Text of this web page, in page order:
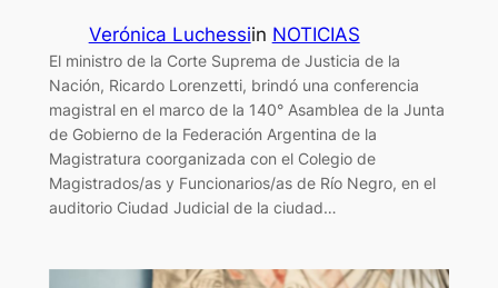
Verónica Luchessiin NOTICIAS
El ministro de la Corte Suprema de Justicia de la
Nación, Ricardo Lorenzetti, brindó una conferencia
magistral en el marco de la 140° Asamblea de la Junta
de Gobierno de la Federación Argentina de la
Magistratura coorganizada con el Colegio de
Magistrados/as y Funcionarios/as de Río Negro, en el
auditorio Ciudad Judicial de la ciudad…